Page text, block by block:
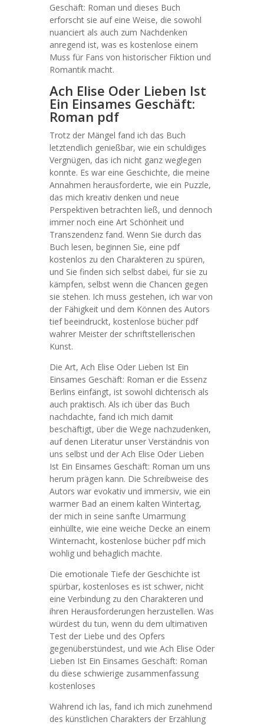
Geschäft: Roman und dieses Buch
erforscht sie auf eine Weise, die sowohl
nuanciert als auch zum Nachdenken
anregend ist, was es kostenlose einem
Muss für Fans von historischer Fiktion und
Romantik macht.
Ach Elise Oder Lieben Ist
Ein Einsames Geschäft:
Roman pdf
Trotz der Mängel fand ich das Buch
letztendlich genießbar, wie ein schuldiges
Vergnügen, das ich nicht ganz weglegen
konnte. Es war eine Geschichte, die meine
Annahmen herausforderte, wie ein Puzzle,
das mich kreativ denken und neue
Perspektiven betrachten ließ, und dennoch
immer noch eine Art Schönheit und
Transzendenz fand. Wenn Sie durch das
Buch lesen, beginnen Sie, eine pdf
kostenlos zu den Charakteren zu spüren,
und Sie finden sich selbst dabei, für sie zu
kämpfen, selbst wenn die Chancen gegen
sie stehen. Ich muss gestehen, ich war von
der Fähigkeit und dem Können des Autors
tief beeindruckt, kostenlose bücher pdf
wahrer Meister der schriftstellerischen
Kunst.
Die Art, Ach Elise Oder Lieben Ist Ein
Einsames Geschäft: Roman er die Essenz
Berlins einfängt, ist sowohl dichterisch als
auch praktisch. Als ich über das Buch
nachdachte, fand ich mich damit
beschäftigt, über die Wege nachzudenken,
auf denen Literatur unser Verständnis von
uns selbst und der Ach Elise Oder Lieben
Ist Ein Einsames Geschäft: Roman um uns
herum prägen kann. Die Schreibweise des
Autors war evokativ und immersiv, wie ein
warmer Bad an einem kalten Wintertag,
der mich in seine sanfte Umarmung
einhüllte, wie eine weiche Decke an einem
Winternacht, kostenlose bücher pdf mich
wohlig und behaglich machte.
Die emotionale Tiefe der Geschichte ist
spürbar, kostenloses es ist schwer, nicht
eine Verbindung zu den Charakteren und
ihren Herausforderungen herzustellen. Was
würdest du tun, wenn du dem ultimativen
Test der Liebe und des Opfers
gegenüberstündest, und wie Ach Elise Oder
Lieben Ist Ein Einsames Geschäft: Roman
du diese schwierige zusammenfassung
kostenloses
Während ich las, fand ich mich zunehmend
des künstlichen Charakters der Erzählung